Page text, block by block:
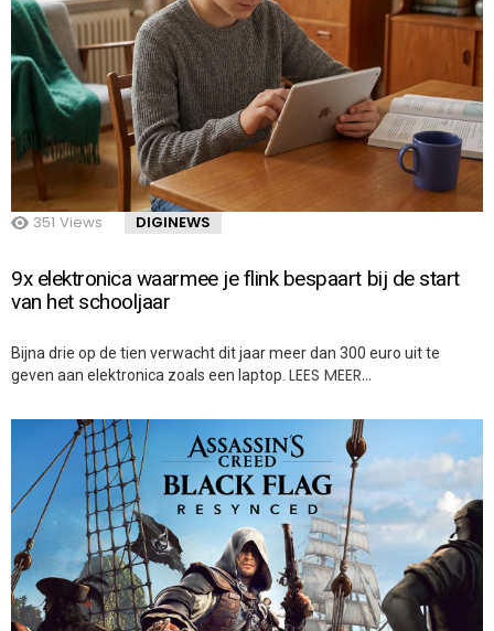
351 Views DIGINEWS
9x elektronica waarmee je flink bespaart bij de start
van het schooljaar
Bijna drie op de tien verwacht dit jaar meer dan 300 euro uit te
geven aan elektronica zoals een laptop. LEES MEER…